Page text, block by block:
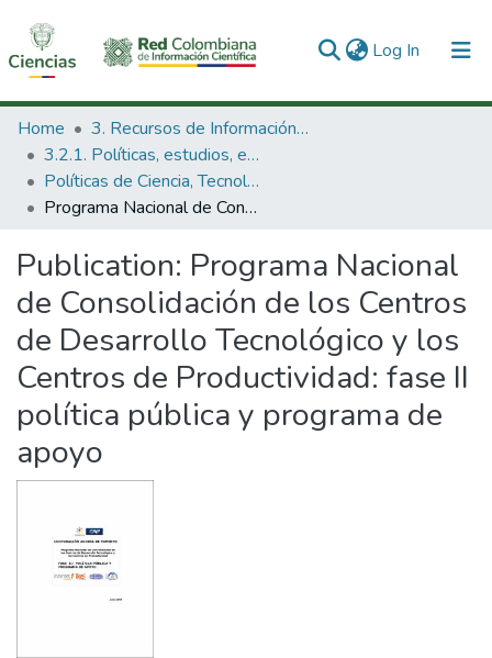
Log In (current)
Communities & Collections
All of DSpace
Statistics
Home
3. Recursos de Información Científica y Tecnológica
3.2.1. Políticas, estudios, evaluaciones e indicadores de CTeI
Políticas de Ciencia, Tecnología e Innovación
Programa Nacional de Consolidación de los Centros de Desarrollo Tecnológico y los Centros de Productividad: fase II política pública y programa de apoyo
Publication: Programa Nacional
de Consolidación de los Centros
de Desarrollo Tecnológico y los
Centros de Productividad: fase II
política pública y programa de
apoyo